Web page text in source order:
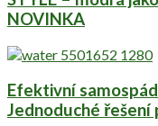
NOVINKA
Efektivní
Jednoduché řešení